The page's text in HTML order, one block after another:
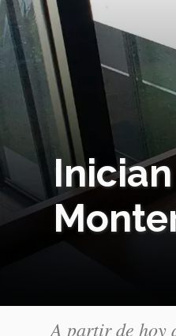
A partir de hoy